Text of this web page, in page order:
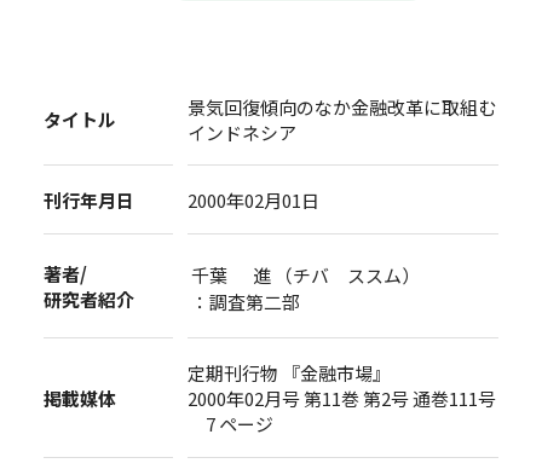
タイトル
景気回復傾向のなか金融改革に取組む
インドネシア
刊行年月日 2000年02月01日
著者/
研究者紹介
千葉 進 （チバ ススム）
：調査第二部
掲載媒体
定期刊行物 『金融市場』
2000年02月号 第11巻 第2号 通巻111号
7 ページ